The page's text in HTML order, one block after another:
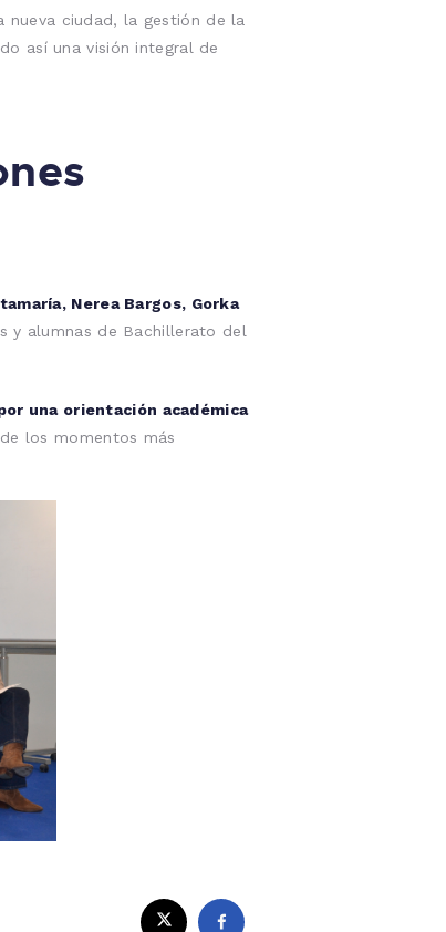
nueva ciudad, la gestión de la
así una visión integral de
Nerea Bargos, Gorka
y alumnas de Bachillerato del
una orientación académica
los momentos más